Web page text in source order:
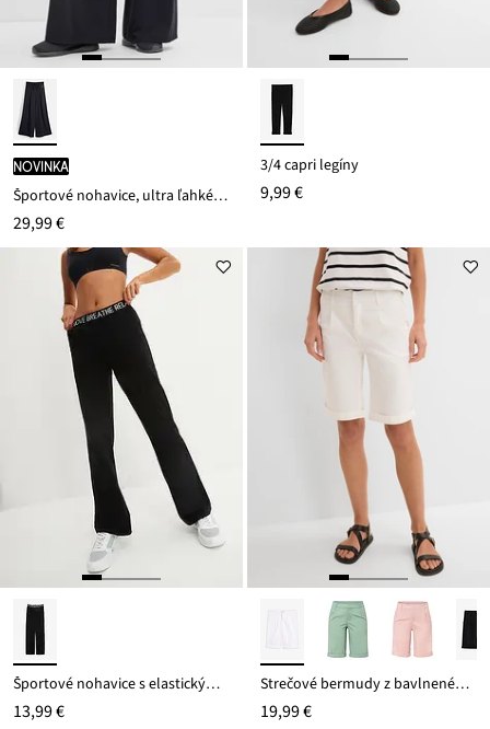
novinka
Športové nohavice, ultra ľahké, ozdobné záhyby, rýchloschnúce
29,99 €
3/4 capri legíny
9,99 €
Športové nohavice s elastickým pásom
13,99 €
Strečové bermudy z bavlneného mixu
19,99 €